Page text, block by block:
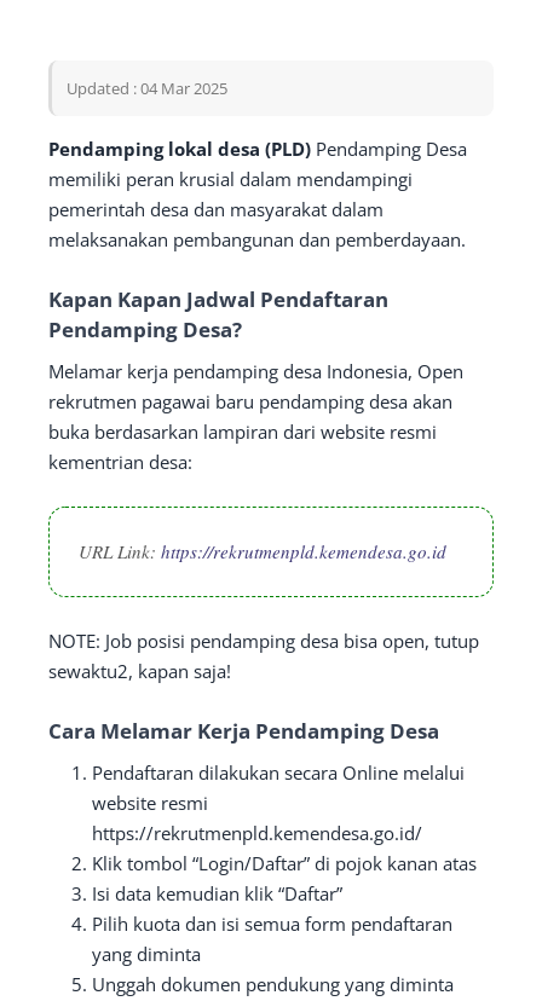
Updated : 04 Mar 2025
Pendamping lokal desa (PLD) Pendamping Desa
memiliki peran krusial dalam mendampingi
pemerintah desa dan masyarakat dalam
melaksanakan pembangunan dan pemberdayaan.
Kapan Kapan Jadwal Pendaftaran
Pendamping Desa?
Melamar kerja pendamping desa Indonesia, Open
rekrutmen pagawai baru pendamping desa akan
buka berdasarkan lampiran dari website resmi
kementrian desa:
URL Link: https://rekrutmenpld.kemendesa.go.id
NOTE: Job posisi pendamping desa bisa open, tutup
sewaktu2, kapan saja!
Cara Melamar Kerja Pendamping Desa
Pendaftaran dilakukan secara Online melalui
website resmi
https://rekrutmenpld.kemendesa.go.id/
Klik tombol “Login/Daftar” di pojok kanan atas
Isi data kemudian klik “Daftar”
Pilih kuota dan isi semua form pendaftaran
yang diminta
Unggah dokumen pendukung yang diminta